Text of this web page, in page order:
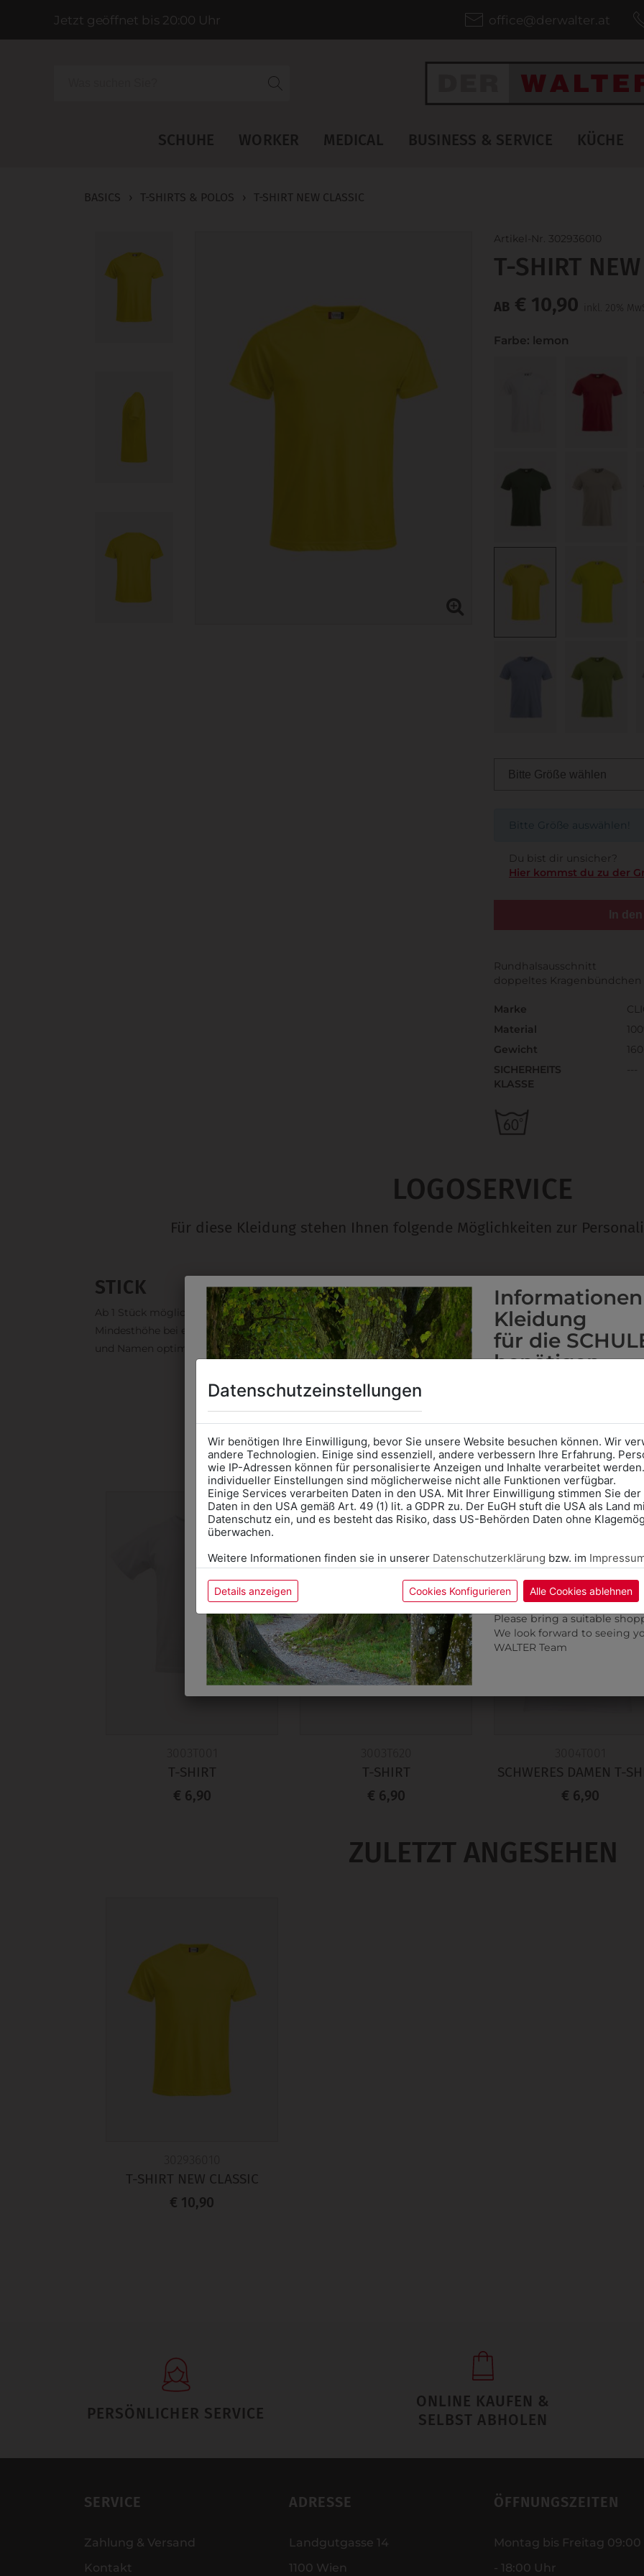
Jetzt geöffnet bis 20:00 Uhr office@derwalter.at
SCHUHE WORKER MEDICAL BUSINESS & SERVICE KÜCHE
BASICS › T-SHIRTS & POLOS › T-SHIRT NEW CLASSIC
Artikel-Nr. 302936010
T-SHIRT
AB € 10,90 inkl. 20%
Farbe: lemon
Bitte Größe auswählen!
Du bist dir unsicher?
Hier kommst du zu der
In
Rundhalsausschnitt
doppeltes
Marke
Material
Gewicht
SICHERHEITS
KLASSE
LOGOSERVICE
Für diese Kleidung stehen Ihnen folgende Möglichkeiten zur
STICK
Ab 1 Stück möglich in vielen Farben. 5mm ist
Mindesthöhe bei einem Schriftzug. Für Logos
und Namen optimal. Waschbar bis zu 95°C.
EMBLEM
Kann gestickt oder bedruckt werden. Sehr
vielseitig einsetzbar und beim Sticken wieder ab
1 Stück möglich.
DAS KÖNNTE IHNEN AUCH
T-SHIRT
€ 6,90
T-SHIRT
€ 6,90
SCHWERES DAMEN T-
€ 6,90
ZULETZT ANGESEHEN
T-SHIRT NEW CLASSIC
€ 10,90
PERSÖNLICHER SERVICE
ONLINE KAUFEN &
SELBST ABHOLEN
SERVICE
Zahlung & Versand
Kontakt
ADRESSE
Landgutgasse 14
1100 Wien
ÖFFNUNGSZEITEN
Montag bis Freitag 09:00
- 18:00 Uhr
Datenschutzeinstellungen
Wir benötigen Ihre Einwilligung, bevor Sie unsere Website besuchen können. Wir
andere Technologien. Einige sind essenziell, andere verbessern Ihre Erfahrung.
wie IP-Adressen können für personalisierte Anzeigen und Inhalte verarbeitet
individueller Einstellungen sind möglicherweise nicht alle Funktionen verfügbar.
Einige Services verarbeiten Daten in den USA. Mit Ihrer Einwilligung stimmen Sie
Daten in den USA gemäß Art. 49 (1) lit. a GDPR zu. Der EuGH stuft die USA als Land
Datenschutz ein, und es besteht das Risiko, dass US-Behörden Daten ohne
überwachen.
Weitere Informationen finden sie in unserer Datenschutzerklärung bzw. im
Details anzeigen Cookies Konfigurieren Alle Cookies ablehnen
Kleidung
für die
benötigen
AnprobeVorort im
das Kalendersymbol.
Ohne Termin kann es zu
Bitte nehmen Sie eine
für Ihren Einkauf mit.
Wir freuen uns - Das
correct school.
calendar icon.
Without an appointment,
Please bring a suitable
We look forward to seeing
WALTER Team